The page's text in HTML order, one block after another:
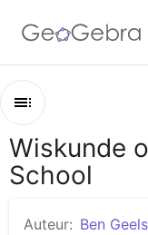
Overzicht
Wiskunde op de
Wiskunde
School
Auteur: Ben Geels